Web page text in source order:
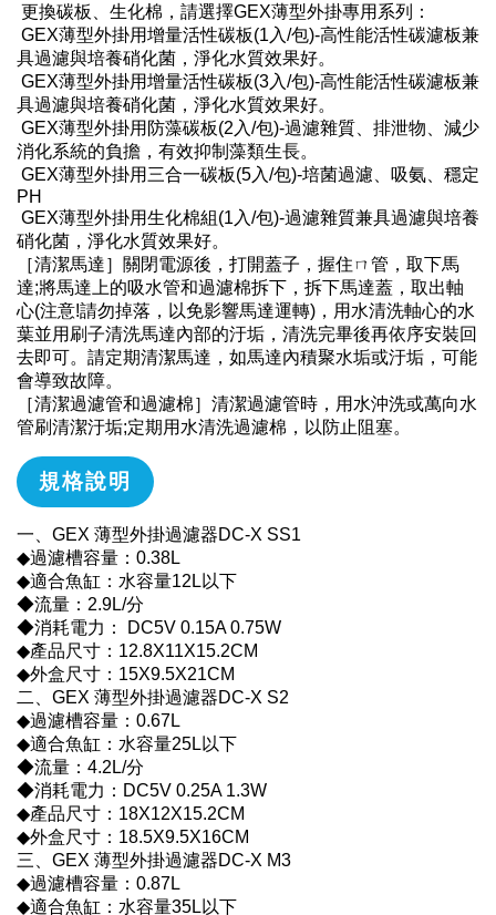
更換碳板、生化棉，請選擇GEX薄型外掛專用系列：
GEX薄型外掛用增量活性碳板(1入/包)-高性能活性碳濾板兼
具過濾與培養硝化菌，淨化水質效果好。
GEX薄型外掛用增量活性碳板(3入/包)-高性能活性碳濾板兼
具過濾與培養硝化菌，淨化水質效果好。
GEX薄型外掛用防藻碳板(2入/包)-過濾雜質、排泄物、減少
消化系統的負擔，有效抑制藻類生長。
GEX薄型外掛用三合一碳板(5入/包)-培菌過濾、吸氨、穩定
PH
GEX薄型外掛用生化棉組(1入/包)-過濾雜質兼具過濾與培養
硝化菌，淨化水質效果好。
［清潔馬達］關閉電源後，打開蓋子，握住ㄇ管，取下馬
達;將馬達上的吸水管和過濾棉拆下，拆下馬達蓋，取出軸
心(注意!請勿掉落，以免影響馬達運轉)，用水清洗軸心的水
葉並用刷子清洗馬達內部的汙垢，清洗完畢後再依序安裝回
去即可。請定期清潔馬達，如馬達內積聚水垢或汙垢，可能
會導致故障。
［清潔過濾管和過濾棉］清潔過濾管時，用水沖洗或萬向水
管刷清潔汙垢;定期用水清洗過濾棉，以防止阻塞。
規格說明
一、GEX 薄型外掛過濾器DC-X SS1
◆過濾槽容量：0.38L
◆適合魚缸：水容量12L以下
◆流量：2.9L/分
◆消耗電力： DC5V 0.15A 0.75W
◆產品尺寸：12.8X11X15.2CM
◆外盒尺寸：15X9.5X21CM
二、GEX 薄型外掛過濾器DC-X S2
◆過濾槽容量：0.67L
◆適合魚缸：水容量25L以下
◆流量：4.2L/分
◆消耗電力：DC5V 0.25A 1.3W
◆產品尺寸：18X12X15.2CM
◆外盒尺寸：18.5X9.5X16CM
三、GEX 薄型外掛過濾器DC-X M3
◆過濾槽容量：0.87L
◆適合魚缸：水容量35L以下